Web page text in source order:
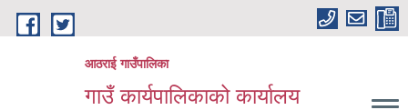
Skip to main content
आठराई गाउँपालिका
गाउँ कार्यपालिकाको कार्यालय